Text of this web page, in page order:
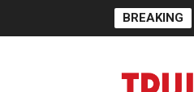
BREAKING